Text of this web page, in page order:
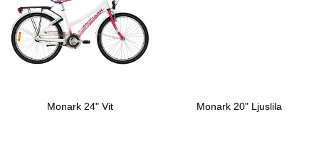
Monark 24" Vit Monark 20" Ljuslila